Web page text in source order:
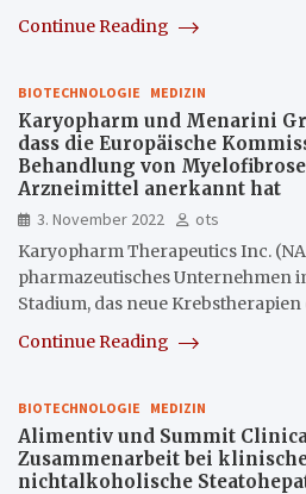
Continue Reading
BIOTECHNOLOGIE MEDIZIN
Karyopharm und Menarini
dass die Europäische
Behandlung von
Arzneimittel anerkannt hat
3. November 2022
ots
Karyopharm Therapeutics Inc.
pharmazeutisches Unternehmen
Stadium, das neue
Continue Reading
BIOTECHNOLOGIE MEDIZIN
Alimentiv und Summit
Zusammenarbeit bei
nichtalkoholische